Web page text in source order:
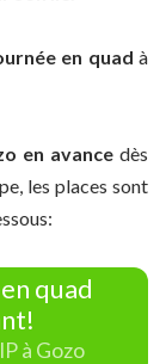
en quad à
en avance dès
les places sont
quad
à Gozo